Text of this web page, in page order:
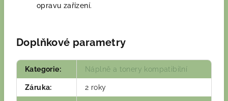
opravu zařízení.
Doplňkové parametry
Kategorie: Náplně a tonery kompatibilní
Záruka: 2 roky